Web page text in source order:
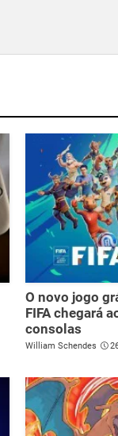
O novo jogo
FIFA chegará
consolas
William Schendes